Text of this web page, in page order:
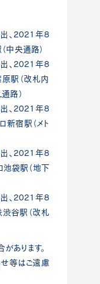
、2021年8
央通路）
、2021年8
駅（改札内
路）
、2021年8
宿駅（メト
、2021年8
袋駅（地下
、2021年8
谷駅（改札
あります。
等はご遠慮